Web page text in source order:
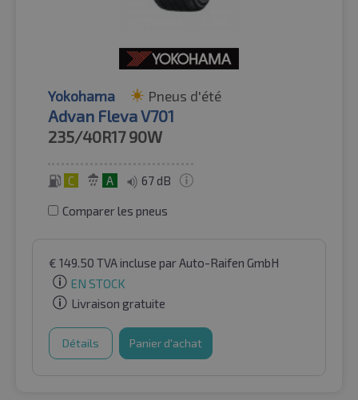
Yokohama Pneus d'été
Advan Fleva V701
235/40R17 90W
C A 67 dB
Comparer les pneus
€ 149.50 TVA incluse par Auto-Raifen GmbH
EN STOCK
Livraison gratuite
Détails Panier d'achat